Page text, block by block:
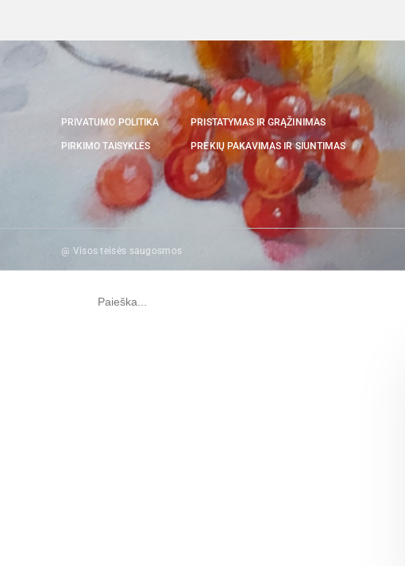
PRIVATUMO POLITIKA
PIRKIMO TAISYKLĖS
PRISTATYMAS IR GRĄŽINIMAS
PREKIŲ PAKAVIMAS IR SIUNTIMAS
@ Visos teisės saugosmos